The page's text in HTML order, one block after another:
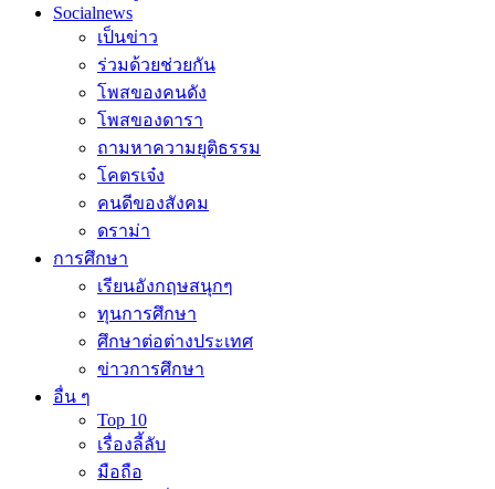
Socialnews
เป็นข่าว
ร่วมด้วยช่วยกัน
โพสของคนดัง
โพสของดารา
ถามหาความยุติธรรม
โคตรเจ๋ง
คนดีของสังคม
ดราม่า
การศึกษา
เรียนอังกฤษสนุกๆ
ทุนการศึกษา
ศึกษาต่อต่างประเทศ
ข่าวการศึกษา
อื่น ๆ
Top 10
เรื่องลี้ลับ
มือถือ